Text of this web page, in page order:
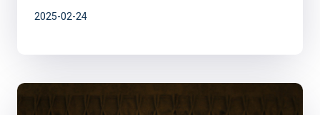
2025-02-24